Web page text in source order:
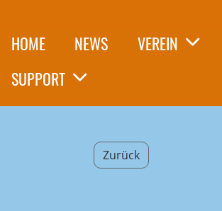
HOME NEWS VEREIN
SUPPORT
Zurück